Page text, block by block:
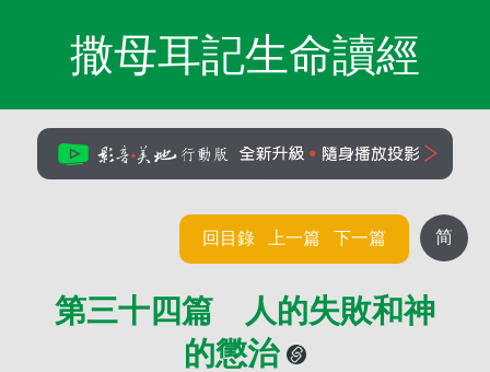
撒母耳記生命讀經
简
回目錄 上一篇 下一篇
第三十四篇 人的失敗和神
的懲治